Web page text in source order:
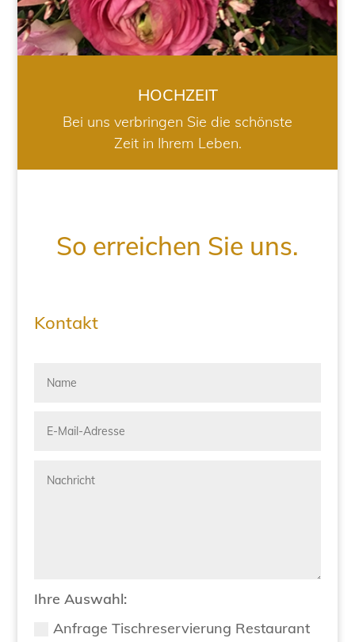
HOCHZEIT
Bei uns verbringen Sie die schönste
Zeit in Ihrem Leben.
So erreichen Sie uns.
Kontakt
Ihre Auswahl:
Anfrage Tischreservierung Restaurant